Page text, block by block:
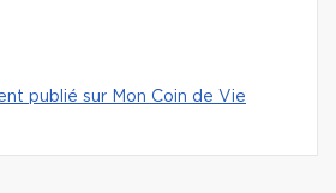
publié sur Mon Coin de Vie